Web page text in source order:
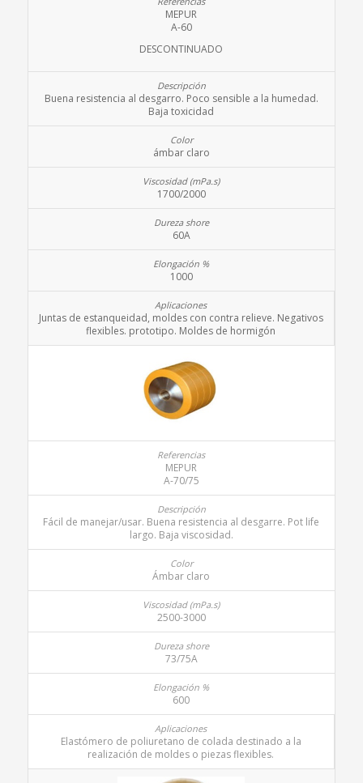
MEPUR
A-60
DESCONTINUADO
Buena resistencia al desgarro. Poco sensible a la humedad.
Baja toxicidad
ámbar claro
1700/2000
60A
1000
Juntas de estanqueidad, moldes con contra relieve. Negativos
flexibles. prototipo. Moldes de hormigón
MEPUR
A-70/75
Fácil de manejar/usar. Buena resistencia al desgarre. Pot life
largo. Baja viscosidad.
Ámbar claro
2500-3000
73/75A
600
Elastómero de poliuretano de colada destinado a la
realización de moldes o piezas flexibles.